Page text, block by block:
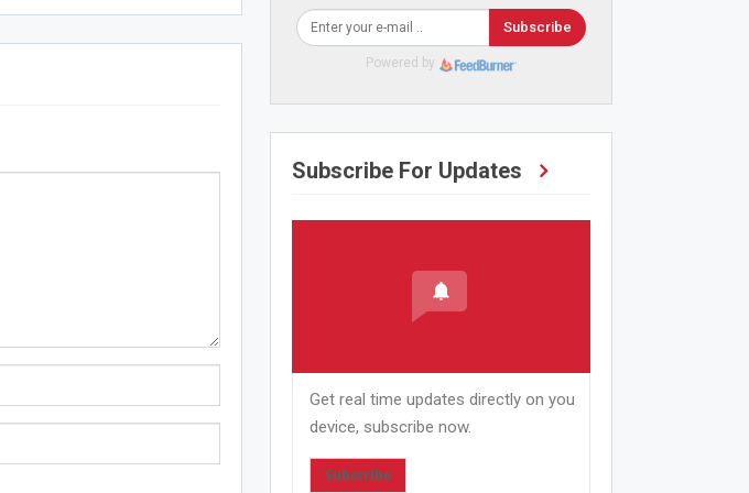
Subscribe
Powered by
Subscribe For Updates
Get real time updates directly on you
device, subscribe now.
Subscribe